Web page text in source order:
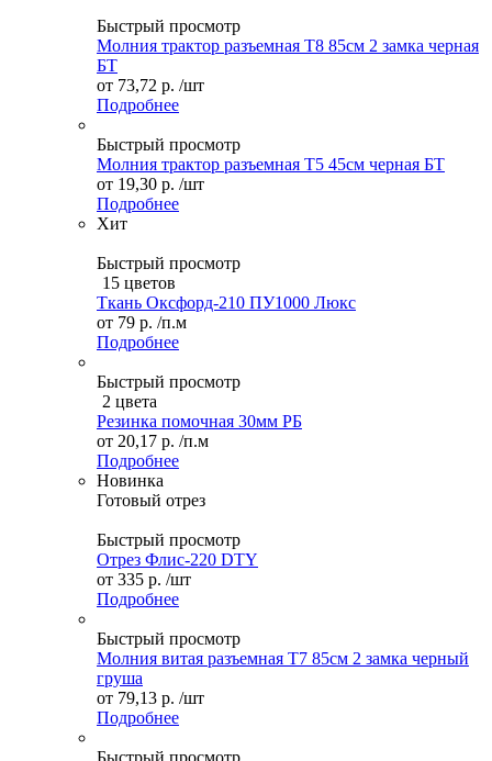
Быстрый просмотр
Молния трактор разъемная Т8 85см 2 замка черная
БТ
от 73,72 р. /шт
Подробнее
Быстрый просмотр
Молния трактор разъемная Т5 45см черная БТ
от 19,30 р. /шт
Подробнее
Хит
Быстрый просмотр
15 цветов
Ткань Оксфорд-210 ПУ1000 Люкс
от 79 р. /п.м
Подробнее
Быстрый просмотр
2 цвета
Резинка помочная 30мм РБ
от 20,17 р. /п.м
Подробнее
Новинка
Готовый отрез
Быстрый просмотр
Отрез Флис-220 DTY
от 335 р. /шт
Подробнее
Быстрый просмотр
Молния витая разъемная Т7 85см 2 замка черный
груша
от 79,13 р. /шт
Подробнее
Быстрый просмотр